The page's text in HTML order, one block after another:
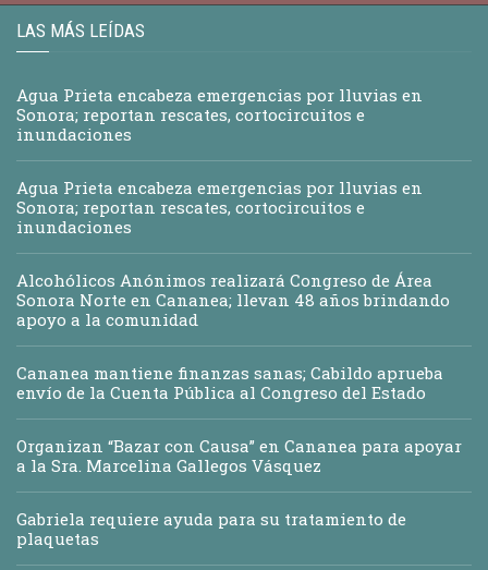
LAS MÁS LEÍDAS
Agua Prieta encabeza emergencias por lluvias en
Sonora; reportan rescates, cortocircuitos e
inundaciones
Agua Prieta encabeza emergencias por lluvias en
Sonora; reportan rescates, cortocircuitos e
inundaciones
Alcohólicos Anónimos realizará Congreso de Área
Sonora Norte en Cananea; llevan 48 años brindando
apoyo a la comunidad
Cananea mantiene finanzas sanas; Cabildo aprueba
envío de la Cuenta Pública al Congreso del Estado
Organizan “Bazar con Causa” en Cananea para apoyar
a la Sra. Marcelina Gallegos Vásquez
Gabriela requiere ayuda para su tratamiento de
plaquetas